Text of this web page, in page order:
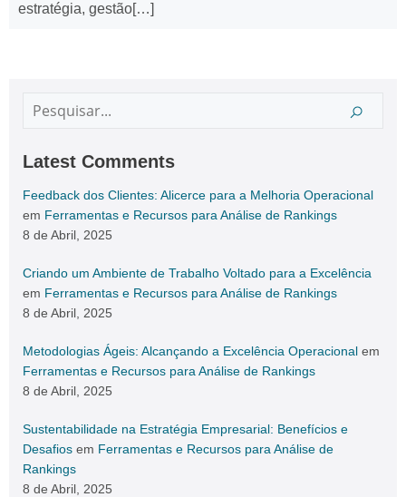
estratégia, gestão[…]
Latest Comments
Feedback dos Clientes: Alicerce para a Melhoria Operacional
em Ferramentas e Recursos para Análise de Rankings
8 de Abril, 2025
Criando um Ambiente de Trabalho Voltado para a Excelência
em Ferramentas e Recursos para Análise de Rankings
8 de Abril, 2025
Metodologias Ágeis: Alcançando a Excelência Operacional em
Ferramentas e Recursos para Análise de Rankings
8 de Abril, 2025
Sustentabilidade na Estratégia Empresarial: Benefícios e
Desafios em Ferramentas e Recursos para Análise de
Rankings
8 de Abril, 2025